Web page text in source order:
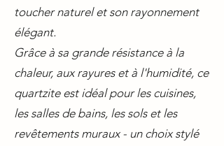
toucher naturel et son rayonnement
élégant.
Grâce à sa grande résistance à la
chaleur, aux rayures et à l'humidité, ce
quartzite est idéal pour les cuisines,
les salles de bains, les sols et les
revêtements muraux - un choix stylé